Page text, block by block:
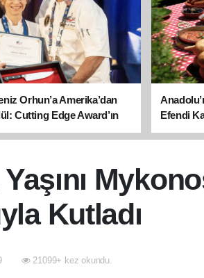
Orhun’a Amerika’dan
Cutting Edge Award’ın
Efendi
Kutladı
21099+ kez okundu.